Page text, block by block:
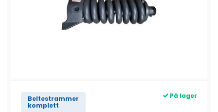
Beltestrammer
komplett
På lager